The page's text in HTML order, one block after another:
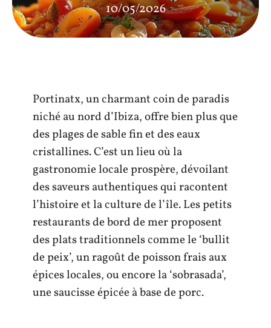
10/05/2026
Portinatx, un charmant coin de paradis
niché au nord d’Ibiza, offre bien plus que
des plages de sable fin et des eaux
cristallines. C’est un lieu où la
gastronomie locale prospère, dévoilant
des saveurs authentiques qui racontent
l’histoire et la culture de l’île. Les petits
restaurants de bord de mer proposent
des plats traditionnels comme le ‘bullit
de peix’, un ragoût de poisson frais aux
épices locales, ou encore la ‘sobrasada’,
une saucisse épicée à base de porc.